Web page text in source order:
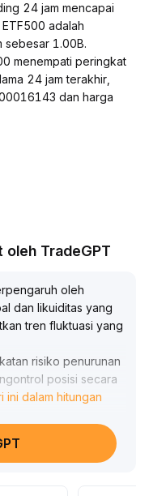
24 jam mencapai
adalah
sebesar 1.00B.
menempati peringkat
24 jam terakhir,
dan harga
oleh TradeGPT
oleh
dan likuiditas yang
tren fluktuasi yang
risiko penurunan
posisi secara
pasar stabil
ketidakpastian
struktur alokasi aset
ke arah defensif
ini dalam hitungan